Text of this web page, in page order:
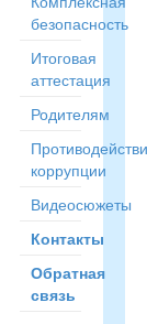
безопасность
Итоговая
аттестация
Родителям
коррупции
Видеосюжеты
Контакты
Обратная
связь